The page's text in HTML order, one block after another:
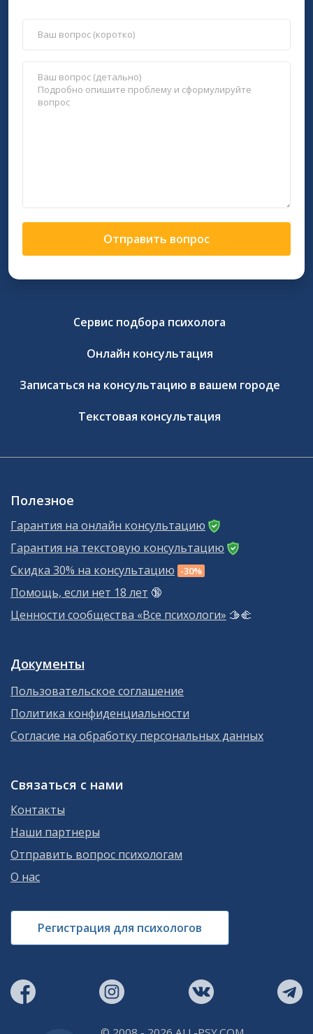
Отправить вопрос
Сервис подбора психолога
Онлайн консультация
Записаться на консультацию в вашем городе
Текстовая консультация
Полезное
Гарантия на онлайн консультацию
Гарантия на текстовую консультацию
Скидка 30% на консультацию -30%
Помощь, если нет 18 лет 🔞
Ценности сообщества «Все психологи» 🫱‍🫲
Документы
Пользовательское соглашение
Политика конфиденциальности
Согласие на обработку персональных данных
Связаться с нами
Контакты
Наши партнеры
Отправить вопрос психологам
О нас
Регистрация для психологов